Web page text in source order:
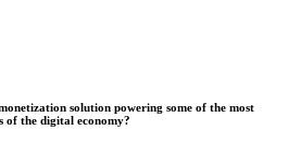
solution powering some of the most
of the digital economy?